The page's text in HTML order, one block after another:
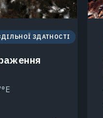
ЗДАТНОСТІ